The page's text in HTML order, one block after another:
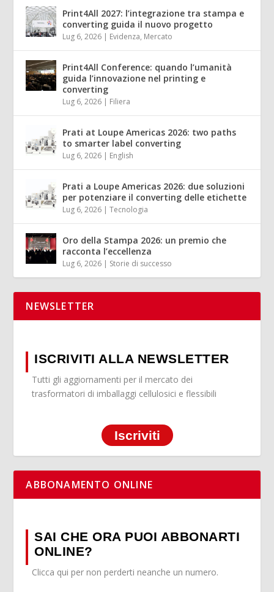
Print4All 2027: l’integrazione tra stampa e
converting guida il nuovo progetto
Lug 6, 2026 | Evidenza, Mercato
Print4All Conference: quando l’umanità
guida l’innovazione nel printing e
converting
Lug 6, 2026 | Filiera
Prati at Loupe Americas 2026: two paths
to smarter label converting
Lug 6, 2026 | English
Prati a Loupe Americas 2026: due soluzioni
per potenziare il converting delle etichette
Lug 6, 2026 |Tecnologia
Oro della Stampa 2026: un premio che
racconta l’eccellenza
Lug 6, 2026 | Storie di successo
NEWSLETTER
ISCRIVITI ALLA NEWSLETTER
Tutti gli aggiornamenti per il mercato dei
trasformatori di imballaggi cellulosici e flessibili
Iscriviti
ABBONAMENTO ONLINE
SAI CHE ORA PUOI ABBONARTI
ONLINE?
Clicca qui per non perderti neanche un numero.